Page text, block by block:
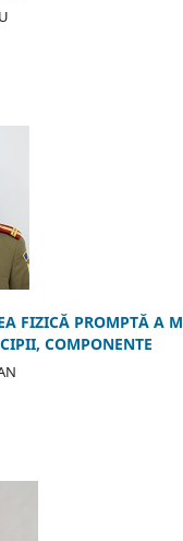
FIZICĂ PROMPTĂ A
COMPONENTE